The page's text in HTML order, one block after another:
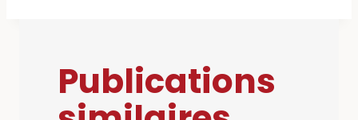
Publications